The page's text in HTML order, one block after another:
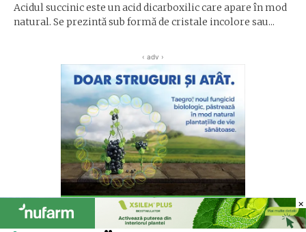
Acidul succinic este un acid dicarboxilic care apare în mod
natural. Se prezintă sub formă de cristale incolore sau...
‹ adv ›
×
×